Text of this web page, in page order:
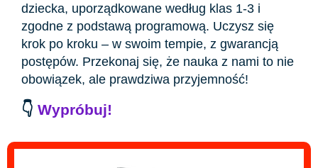
dziecka, uporządkowane według klas 1-3 i
zgodne z podstawą programową. Uczysz się
krok po kroku – w swoim tempie, z gwarancją
postępów. Przekonaj się, że nauka z nami to nie
obowiązek, ale prawdziwa przyjemność!
👇 Wypróbuj!